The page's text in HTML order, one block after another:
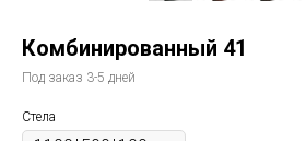
Комбинированный 41
Под заказ 3-5 дней
Стела